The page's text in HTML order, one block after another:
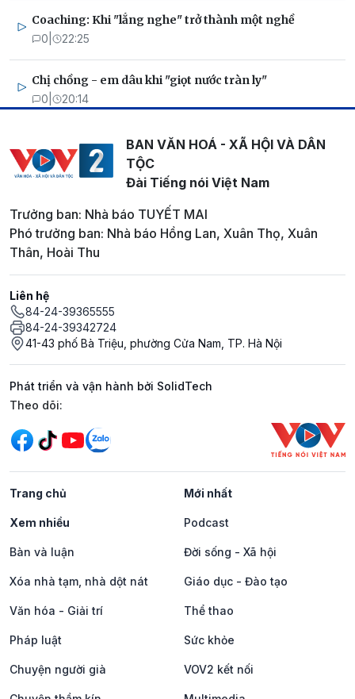
Coaching: Khi "lắng nghe" trở thành một nghề
0 22:25
Chị chồng - em dâu khi "giọt nước tràn ly"
0 20:14
BAN VĂN HOÁ - XÃ HỘI VÀ DÂN
TỘC
Đài Tiếng nói Việt Nam
Trưởng ban: Nhà báo TUYẾT MAI
Phó trưởng ban: Nhà báo Hồng Lan, Xuân Thọ, Xuân
Thân, Hoài Thu
Liên hệ
84-24-39365555
84-24-39342724
41-43 phố Bà Triệu, phường Cửa Nam, TP. Hà Nội
Phát triển và vận hành bởi SolidTech
Mạng xã hội
Theo dõi:
Trang chủ Mới nhất
Xem nhiều Podcast
Bàn và luận Đời sống - Xã hội
Xóa nhà tạm, nhà dột nát Giáo dục - Đào tạo
Văn hóa - Giải trí Thể thao
Pháp luật Sức khỏe
Chuyện người già VOV2 kết nối